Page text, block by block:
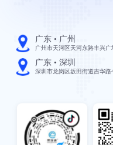
广东 • 广州
广州市天河区天河东路丰兴广
广东 • 深圳
深圳市龙岗区坂田街道吉华路